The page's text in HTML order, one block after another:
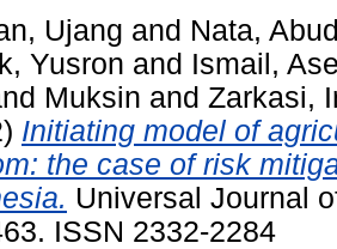
Ujang and Nata,
Yusron and Ismail,
Muksin and Zarkasi,
Initiating model of
the case of risk
Universal Journal
ISSN 2332-2284